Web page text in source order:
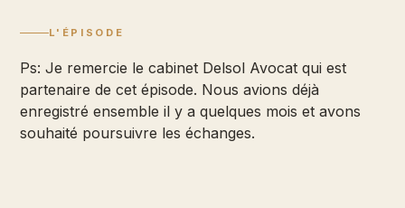
L'ÉPISODE
Ps: Je remercie le cabinet Delsol Avocat qui est
partenaire de cet épisode. Nous avions déjà
enregistré ensemble il y a quelques mois et avons
souhaité poursuivre les échanges.